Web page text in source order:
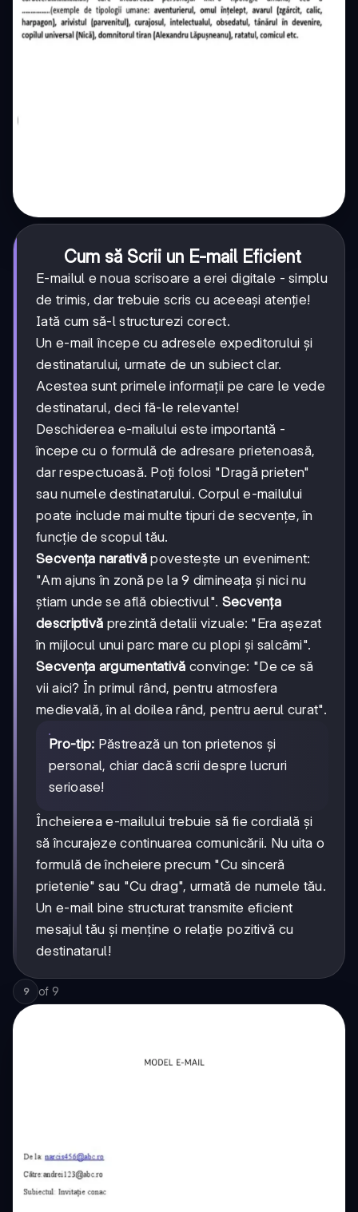
Cum să Scrii un E-mail Eficient
E-mailul e noua scrisoare a erei digitale - simplu
de trimis, dar trebuie scris cu aceeași atenție!
Iată cum să-l structurezi corect.
Un e-mail începe cu adresele expeditorului și
destinatarului, urmate de un subiect clar.
Acestea sunt primele informații pe care le vede
destinatarul, deci fă-le relevante!
Deschiderea e-mailului este importantă -
începe cu o formulă de adresare prietenoasă,
dar respectuoasă. Poți folosi "Dragă prieten"
sau numele destinatarului. Corpul e-mailului
poate include mai multe tipuri de secvențe, în
funcție de scopul tău.
Secvența narativă povestește un eveniment:
"Am ajuns în zonă pe la 9 dimineața și nici nu
știam unde se află obiectivul". Secvența
descriptivă prezintă detalii vizuale: "Era așezat
în mijlocul unui parc mare cu plopi și salcâmi".
Secvența argumentativă convinge: "De ce să
vii aici? În primul rând, pentru atmosfera
medievală, în al doilea rând, pentru aerul curat".
Pro-tip: Păstrează un ton prietenos și
personal, chiar dacă scrii despre lucruri
serioase!
Încheierea e-mailului trebuie să fie cordială și
să încurajeze continuarea comunicării. Nu uita o
formulă de încheiere precum "Cu sinceră
prietenie" sau "Cu drag", urmată de numele tău.
Un e-mail bine structurat transmite eficient
mesajul tău și menține o relație pozitivă cu
destinatarul!
9 of 9